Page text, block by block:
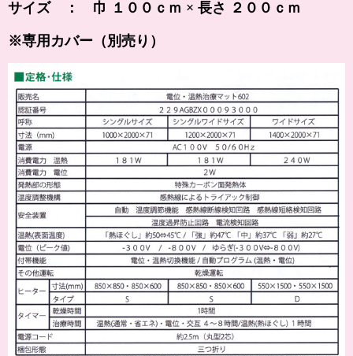
サイズ ： 巾 １００ｃｍ × 長さ ２００ｃｍ
※専用カバー（別売り）